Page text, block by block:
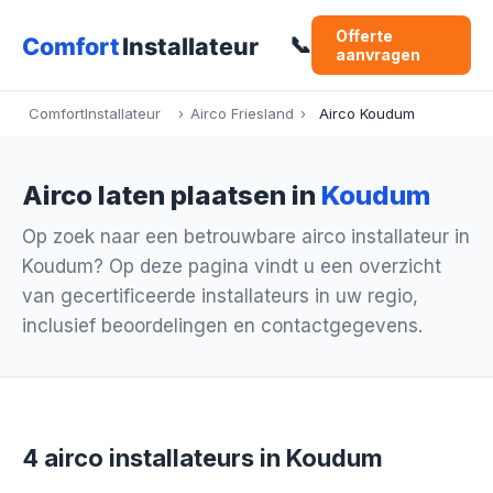
📞
Offerte
aanvragen
ComfortInstallateur › Airco Friesland › Airco Koudum
Airco laten plaatsen in Koudum
Op zoek naar een betrouwbare airco installateur in
Koudum? Op deze pagina vindt u een overzicht
van gecertificeerde installateurs in uw regio,
inclusief beoordelingen en contactgegevens.
4 airco installateurs in Koudum